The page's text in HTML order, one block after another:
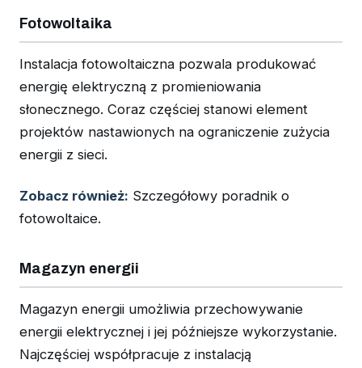
Fotowoltaika
Instalacja fotowoltaiczna pozwala produkować
energię elektryczną z promieniowania
słonecznego. Coraz częściej stanowi element
projektów nastawionych na ograniczenie zużycia
energii z sieci.
Zobacz również: Szczegółowy poradnik o
fotowoltaice.
Magazyn energii
Magazyn energii umożliwia przechowywanie
energii elektrycznej i jej późniejsze wykorzystanie.
Najczęściej współpracuje z instalacją